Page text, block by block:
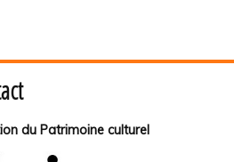
du Patrimoine culturel